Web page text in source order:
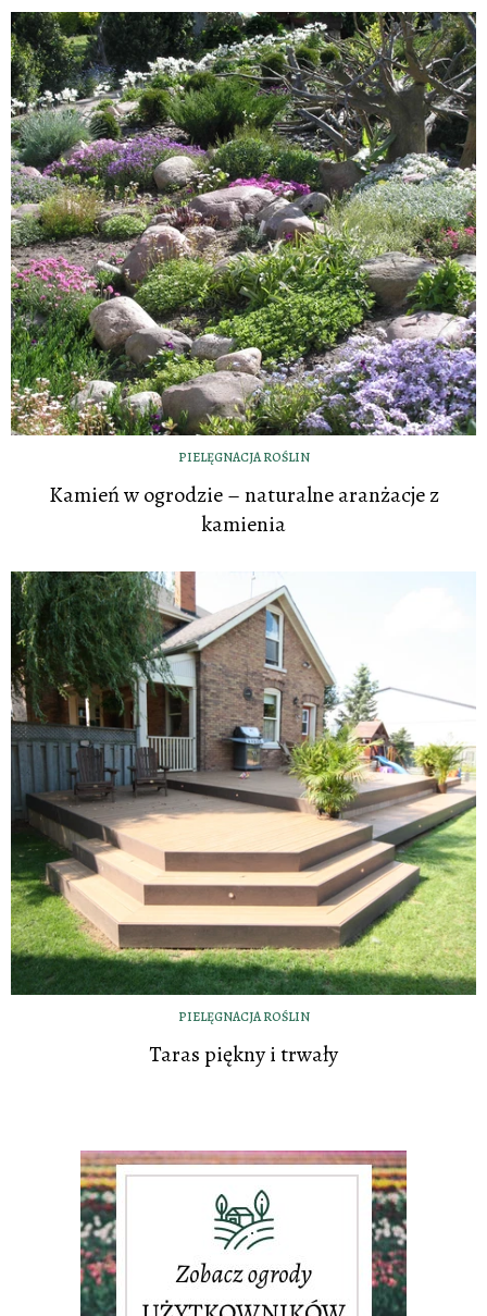
PIELĘGNACJA ROŚLIN
Kamień w ogrodzie – naturalne aranżacje z
kamienia
PIELĘGNACJA ROŚLIN
Taras piękny i trwały